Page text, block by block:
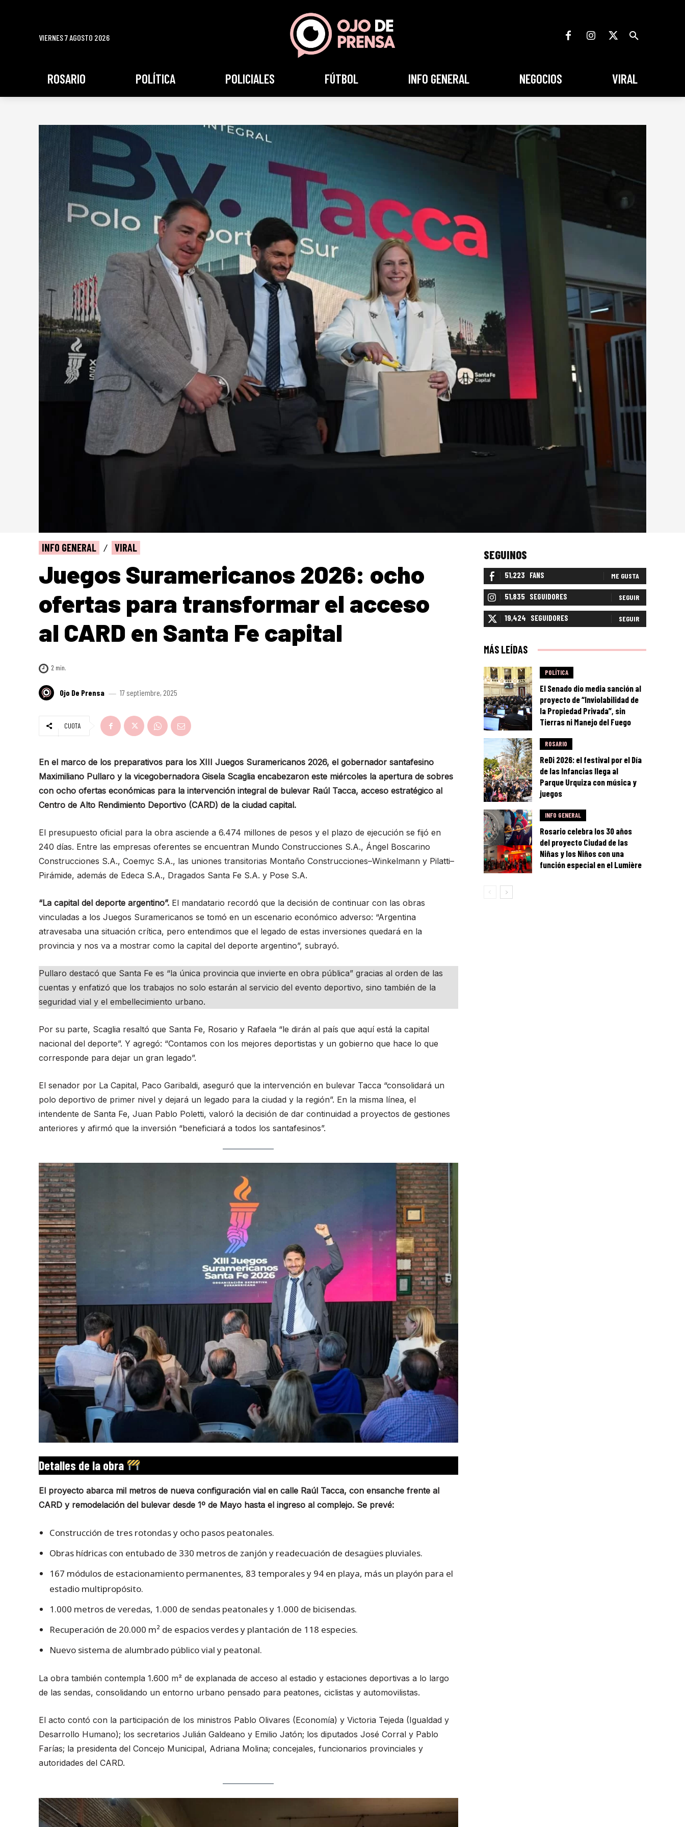
VIERNES 7 AGOSTO 2026
ROSARIO POLÍTICA POLICIALES FÚTBOL INFO GENERAL NEGOCIOS VIRAL
INFO GENERAL VIRAL
Juegos Suramericanos 2026: ocho
ofertas para transformar el acceso
al CARD en Santa Fe capital
2 min.
Ojo De Prensa 17 septiembre, 2025
CUOTA
En el marco de los preparativos para los XIII Juegos Suramericanos 2026, el gobernador santafesino
Maximiliano Pullaro y la vicegobernadora Gisela Scaglia encabezaron este miércoles la apertura de sobres
con ocho ofertas económicas para la intervención integral de bulevar Raúl Tacca, acceso estratégico al
Centro de Alto Rendimiento Deportivo (CARD) de la ciudad capital.
El presupuesto oficial para la obra asciende a 6.474 millones de pesos y el plazo de ejecución se fijó en
240 días. Entre las empresas oferentes se encuentran Mundo Construcciones S.A., Ángel Boscarino
Construcciones S.A., Coemyc S.A., las uniones transitorias Montaño Construcciones–Winkelmann y Pilatti–
Pirámide, además de Edeca S.A., Dragados Santa Fe S.A. y Pose S.A.
“La capital del deporte argentino”. El mandatario recordó que la decisión de continuar con las obras
vinculadas a los Juegos Suramericanos se tomó en un escenario económico adverso: “Argentina
atravesaba una situación crítica, pero entendimos que el legado de estas inversiones quedará en la
provincia y nos va a mostrar como la capital del deporte argentino”, subrayó.
Pullaro destacó que Santa Fe es “la única provincia que invierte en obra pública” gracias al orden de las
cuentas y enfatizó que los trabajos no solo estarán al servicio del evento deportivo, sino también de la
seguridad vial y el embellecimiento urbano.
Por su parte, Scaglia resaltó que Santa Fe, Rosario y Rafaela “le dirán al país que aquí está la capital
nacional del deporte”. Y agregó: “Contamos con los mejores deportistas y un gobierno que hace lo que
corresponde para dejar un gran legado”.
El senador por La Capital, Paco Garibaldi, aseguró que la intervención en bulevar Tacca “consolidará un
polo deportivo de primer nivel y dejará un legado para la ciudad y la región”. En la misma línea, el
intendente de Santa Fe, Juan Pablo Poletti, valoró la decisión de dar continuidad a proyectos de gestiones
anteriores y afirmó que la inversión “beneficiará a todos los santafesinos”.
Detalles de la obra
El proyecto abarca mil metros de nueva configuración vial en calle Raúl Tacca, con ensanche frente al
CARD y remodelación del bulevar desde 1º de Mayo hasta el ingreso al complejo. Se prevé:
Construcción de tres rotondas y ocho pasos peatonales.
Obras hídricas con entubado de 330 metros de zanjón y readecuación de desagües pluviales.
167 módulos de estacionamiento permanentes, 83 temporales y 94 en playa, más un playón para el
estadio multipropósito.
1.000 metros de veredas, 1.000 de sendas peatonales y 1.000 de bicisendas.
Recuperación de 20.000 m² de espacios verdes y plantación de 118 especies.
Nuevo sistema de alumbrado público vial y peatonal.
La obra también contempla 1.600 m² de explanada de acceso al estadio y estaciones deportivas a lo largo
de las sendas, consolidando un entorno urbano pensado para peatones, ciclistas y automovilistas.
El acto contó con la participación de los ministros Pablo Olivares (Economía) y Victoria Tejeda (Igualdad y
Desarrollo Humano); los secretarios Julián Galdeano y Emilio Jatón; los diputados José Corral y Pablo
Farías; la presidenta del Concejo Municipal, Adriana Molina; concejales, funcionarios provinciales y
autoridades del CARD.
SEGUINOS
51,223 FANS ME GUSTA
51,835 SEGUIDORES SEGUIR
19,424 SEGUIDORES SEGUIR
MÁS LEÍDAS
POLÍTICA
El Senado dio media sanción al
proyecto de “Inviolabilidad de
la Propiedad Privada”, sin
Tierras ni Manejo del Fuego
ROSARIO
ReDi 2026: el festival por el Día
de las Infancias llega al
Parque Urquiza con música y
juegos
INFO GENERAL
Rosario celebra los 30 años
del proyecto Ciudad de las
Niñas y los Niños con una
función especial en el Lumière